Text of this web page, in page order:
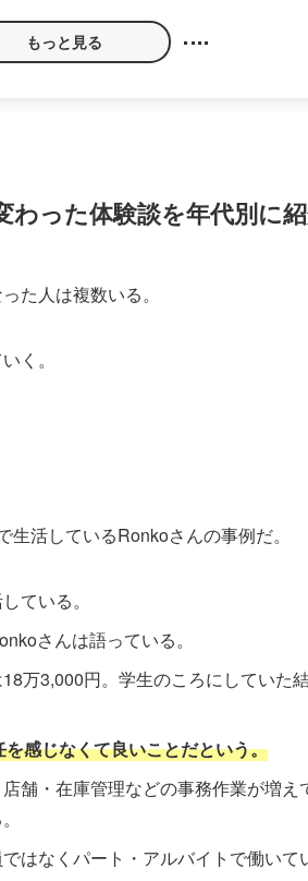
もっと見る
わった体験談を年代別に
た人は複数いる。
く。
活しているRonkoさんの事例だ。
ている。
さんは語っている。
万3,000円。学生のころにしていた
感じなくて良いことだという。
舗・在庫管理などの事務作業が増
はなくパート・アルバイトで働いて